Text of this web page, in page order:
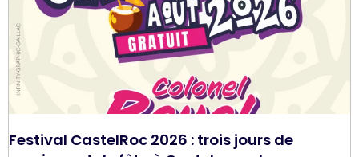
Festival CastelRoc 2026 : trois jours de